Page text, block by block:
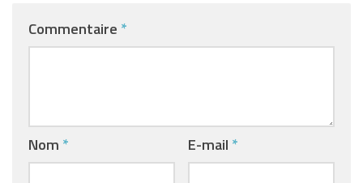
Commentaire *
Nom * E-mail *